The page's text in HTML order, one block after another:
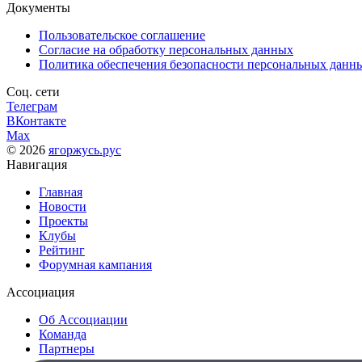
Документы
Пользовательское соглашение
Согласие на обработку персональных данных
Политика обеспечения безопасности персональных
Соц. сети
Телеграм
ВКонтакте
Max
© 2026 ягоржусь.рус
Навигация
Главная
Новости
Проекты
Клубы
Рейтинг
Форумная кампания
Ассоциация
Об Ассоциации
Команда
Партнеры